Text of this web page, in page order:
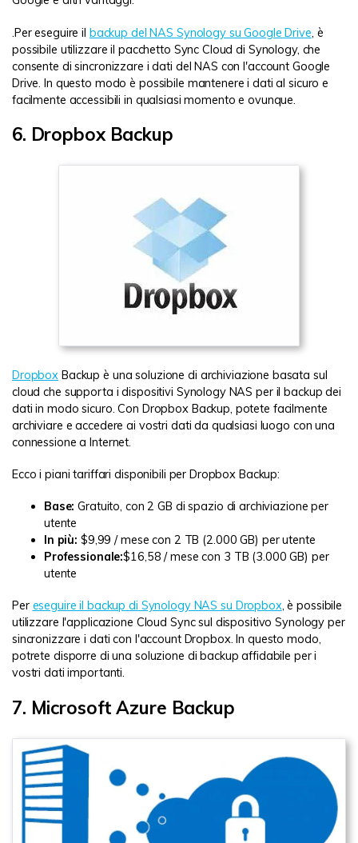
.Per eseguire il backup del NAS Synology su Google Drive , è
possibile utilizzare il pacchetto Sync Cloud di Synology, che
consente di sincronizzare i dati del NAS con l'account Google
Drive. In questo modo è possibile mantenere i dati al sicuro e
facilmente accessibili in qualsiasi momento e ovunque.
6. Dropbox Backup
Dropbox Backup è una soluzione di archiviazione basata sul
cloud che supporta i dispositivi Synology NAS per il backup dei
dati in modo sicuro. Con Dropbox Backup, potete facilmente
archiviare e accedere ai vostri dati da qualsiasi luogo con una
connessione a Internet.
Ecco i piani tariffari disponibili per Dropbox Backup:
Base:Gratuito, con 2 GB di spazio di archiviazione per
utente
In più: $9,99 / mese con 2 TB (2.000 GB) per utente
Professionale:$16,58 / mese con 3 TB (3.000 GB) per
utente
Per eseguire il backup di Synology NAS su Dropbox, è possibile
utilizzare l'applicazione Cloud Sync sul dispositivo Synology per
sincronizzare i dati con l'account Dropbox. In questo modo,
potrete disporre di una soluzione di backup affidabile per i
vostri dati importanti.
7. Microsoft Azure Backup